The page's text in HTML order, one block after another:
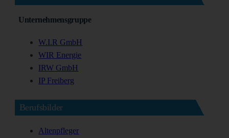
Unternehmensgruppe
W.I.R GmbH
WIR Energie
IRW GmbH
IP Freiberg
Berufsbilder
Altenpfleger